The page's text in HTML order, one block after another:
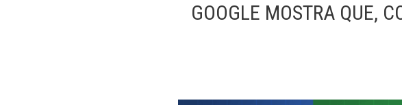
GOOGLE MOSTRA QUE,